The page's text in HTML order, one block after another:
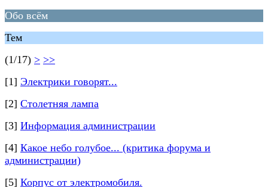
Обо всём
Тем
(1/17) > >>
[1] Электрики говорят...
[2] Столетняя лампа
[3] Информация администрации
[4] Какое небо голубое... (критика форума и
администрации)
[5] Корпус от электромобиля.